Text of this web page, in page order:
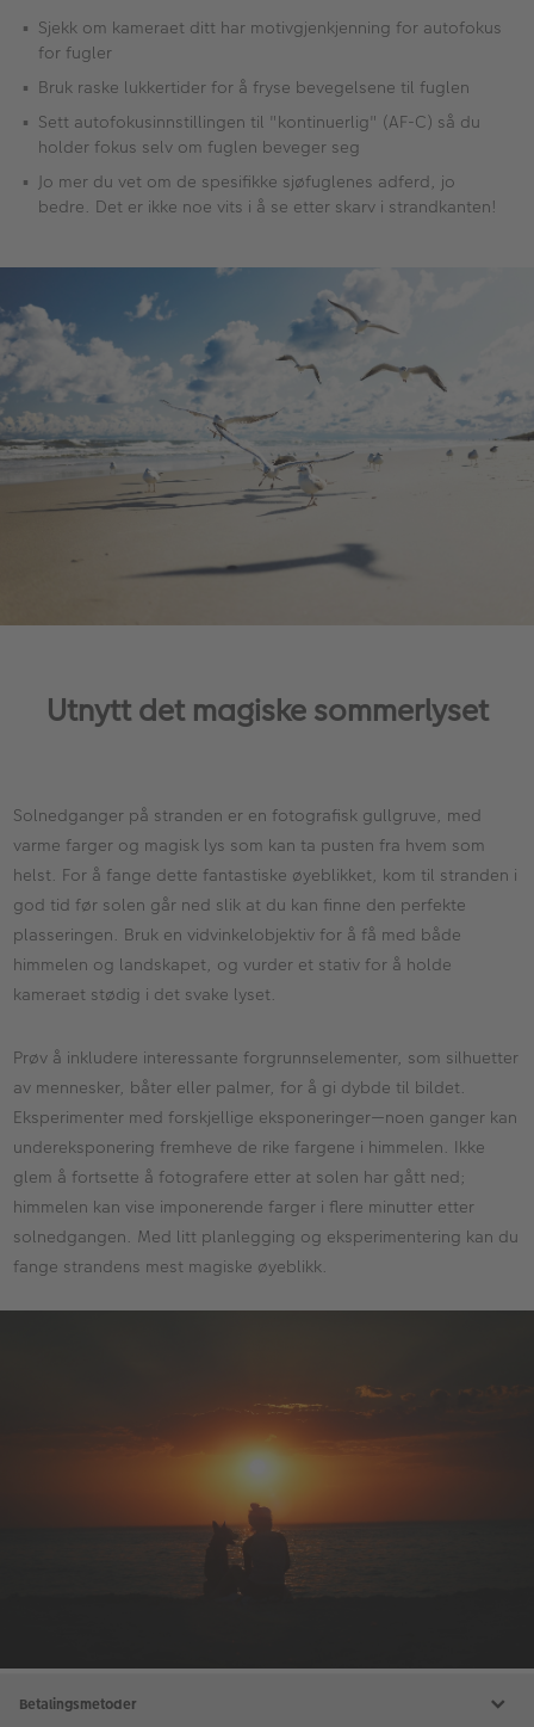
Sjekk om kameraet ditt har motivgjenkjenning for autofokus
for fugler
Bruk raske lukkertider for å fryse bevegelsene til fuglen
Sett autofokusinnstillingen til "kontinuerlig" (AF-C) så du
holder fokus selv om fuglen beveger seg
Jo mer du vet om de spesifikke sjøfuglenes adferd, jo
bedre. Det er ikke noe vits i å se etter skarv i strandkanten!
Utnytt det magiske sommerlyset
Solnedganger på stranden er en fotografisk gullgruve, med
varme farger og magisk lys som kan ta pusten fra hvem som
helst. For å fange dette fantastiske øyeblikket, kom til stranden i
god tid før solen går ned slik at du kan finne den perfekte
plasseringen. Bruk en vidvinkelobjektiv for å få med både
himmelen og landskapet, og vurder et stativ for å holde
kameraet stødig i det svake lyset.
Prøv å inkludere interessante forgrunnselementer, som silhuetter
av mennesker, båter eller palmer, for å gi dybde til bildet.
Eksperimenter med forskjellige eksponeringer—noen ganger kan
undereksponering fremheve de rike fargene i himmelen. Ikke
glem å fortsette å fotografere etter at solen har gått ned;
himmelen kan vise imponerende farger i flere minutter etter
solnedgangen. Med litt planlegging og eksperimentering kan du
fange strandens mest magiske øyeblikk.
Betalingsmetoder